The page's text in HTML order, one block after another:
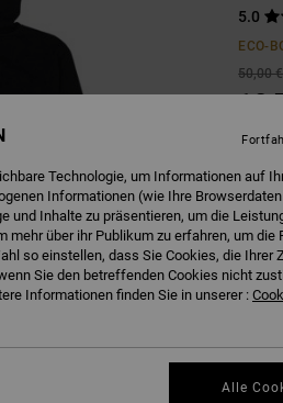
5.0
ECO-
50,00 €
SALE
Farbe
8/
Technologie, um Informationen auf
Informationen (wie Ihre
und Inhalte zu präsentieren, um die
über ihr Publikum zu erfahren, um die
so einstellen, dass Sie Cookies, die Ihrer
Sie den betreffenden Cookies nicht
Informationen finden Sie in unserer :
Alle